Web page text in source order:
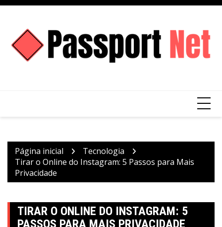
Ir
conteúdo
Página inicial
Tecnologia
Tirar o Online do Instagram: 5 Passos para Mais
Privacidade
TIRAR O ONLINE DO INSTAGRAM: 5
PASSOS PARA MAIS PRIVACIDADE